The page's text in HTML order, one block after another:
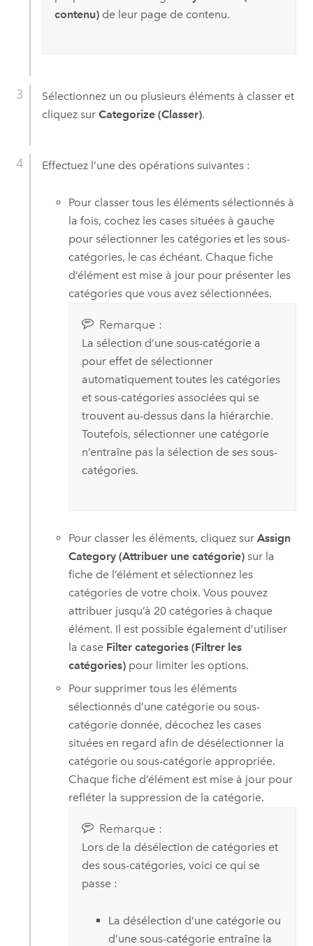
contenu)de leur page de contenu.
Sélectionnez un ou plusieurs éléments à classer et
cliquez sur Categorize (Classer).
Effectuez l’une des opérations suivantes :
Pour classer tous les éléments sélectionnés à
la fois, cochez les cases situées à gauche
pour sélectionner les catégories et les sous-
catégories, le cas échéant. Chaque fiche
d’élément est mise à jour pour présenter les
catégories que vous avez sélectionnées.
Remarque :
La sélection d’une sous-catégorie a
pour effet de sélectionner
automatiquement toutes les catégories
et sous-catégories associées qui se
trouvent au-dessus dans la hiérarchie.
Toutefois, sélectionner une catégorie
n’entraîne pas la sélection de ses sous-
catégories.
Pour classer les éléments, cliquez surAssign
Category (Attribuer une catégorie) sur la
fiche de l’élément et sélectionnez les
catégories de votre choix. Vous pouvez
attribuer jusqu’à 20 catégories à chaque
élément. Il est possible également d’utiliser
la case Filter categories (Filtrer les
catégories) pour limiter les options.
Pour supprimer tous les éléments
sélectionnés d’une catégorie ou sous-
catégorie donnée, décochez les cases
situées en regard afin de désélectionner la
catégorie ou sous-catégorie appropriée.
Chaque fiche d’élément est mise à jour pour
refléter la suppression de la catégorie.
Remarque :
Lors de la désélection de catégories et
des sous-catégories, voici ce qui se
passe :
La désélection d’une catégorie ou
d’une sous-catégorie entraîne la